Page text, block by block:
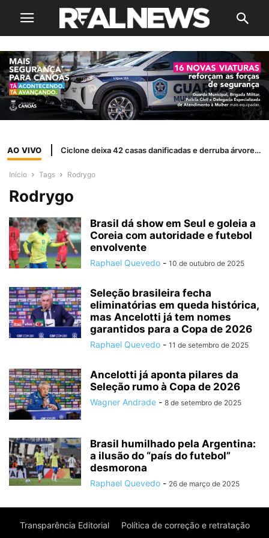
AO VIVO Ciclone deixa 42 casas danificadas e derruba árvores em Canoas
Início Tags Rodrygo
Rodrygo
Brasil dá show em Seul e goleia a
Coreia com autoridade e futebol
envolvente
Raphael Quevedo - 10 de outubro de 2025
Seleção brasileira fecha
eliminatórias em queda histórica,
mas Ancelotti já tem nomes
garantidos para a Copa de 2026
Raphael Quevedo - 11 de setembro de 2025
Ancelotti já aponta pilares da
Seleção rumo à Copa de 2026
Wagner Andrade - 8 de setembro de 2025
Brasil humilhado pela Argentina:
a ilusão do “país do futebol”
desmorona
Raphael Quevedo - 26 de março de 2025
Transparência Editorial Política de correção e retratação